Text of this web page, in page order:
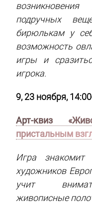
подручных
бирюлькам у
возможность
игры и
игрока.
9, 23 ноября,
Арт-квиз
пристальным
Игра знакомит
художников
учит
живописные